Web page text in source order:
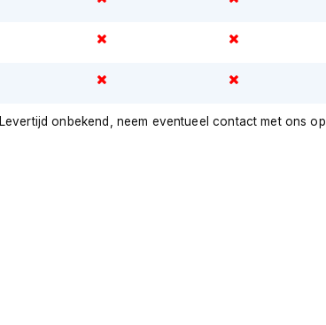
Levertijd onbekend, neem eventueel contact met ons op